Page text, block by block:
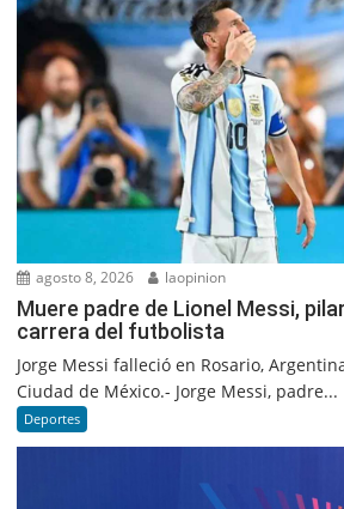
agosto 8, 2026 laopinion
Muere padre de Lionel Messi,
carrera del futbolista
Jorge Messi falleció en Rosario,
Ciudad de México.- Jorge Messi, padre...
Deportes